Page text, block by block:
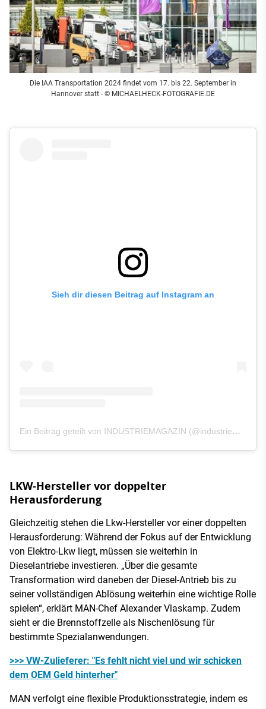
Die IAA Transportation 2024 findet vom 17. bis 22. September in
Hannover statt - © MICHAELHECK-FOTOGRAFIE.DE
Sieh dir diesen Beitrag auf Instagram an
Ein Beitrag geteilt von INDUSTRIEMAGAZIN (@industriemagazin.at)
LKW-Hersteller vor doppelter
Herausforderung
Gleichzeitig stehen die Lkw-Hersteller vor einer doppelten
Herausforderung: Während der Fokus auf der Entwicklung
von Elektro-Lkw liegt, müssen sie weiterhin in
Dieselantriebe investieren. „Über die gesamte
Transformation wird daneben der Diesel-Antrieb bis zu
seiner vollständigen Ablösung weiterhin eine wichtige Rolle
spielen“, erklärt MAN-Chef Alexander Vlaskamp. Zudem
sieht er die Brennstoffzelle als Nischenlösung für
bestimmte Spezialanwendungen.
>>> VW-Zulieferer: "Es fehlt nicht viel und wir schicken
dem OEM Geld hinterher"
MAN verfolgt eine flexible Produktionsstrategie, indem es